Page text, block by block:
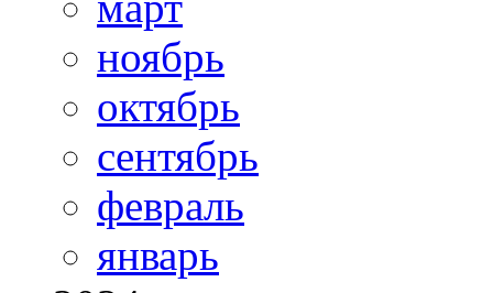
ноябрь
октябрь
сентябрь
февраль
январь